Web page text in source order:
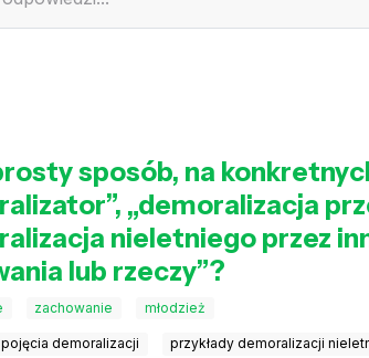
sposób, na
„demoralizacja
nieletniego przez
lub rzeczy”?
zachowanie młodzież
demoralizacji przykłady demoralizacji